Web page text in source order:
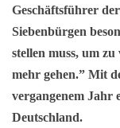
Geschäftsführer
Siebenbürgen
stellen muss, um
mehr gehen.” Mit
vergangenem Jahr
Deutschland.